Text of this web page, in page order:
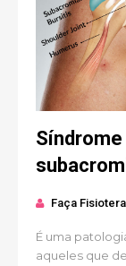
Faça
É uma
aqueles que